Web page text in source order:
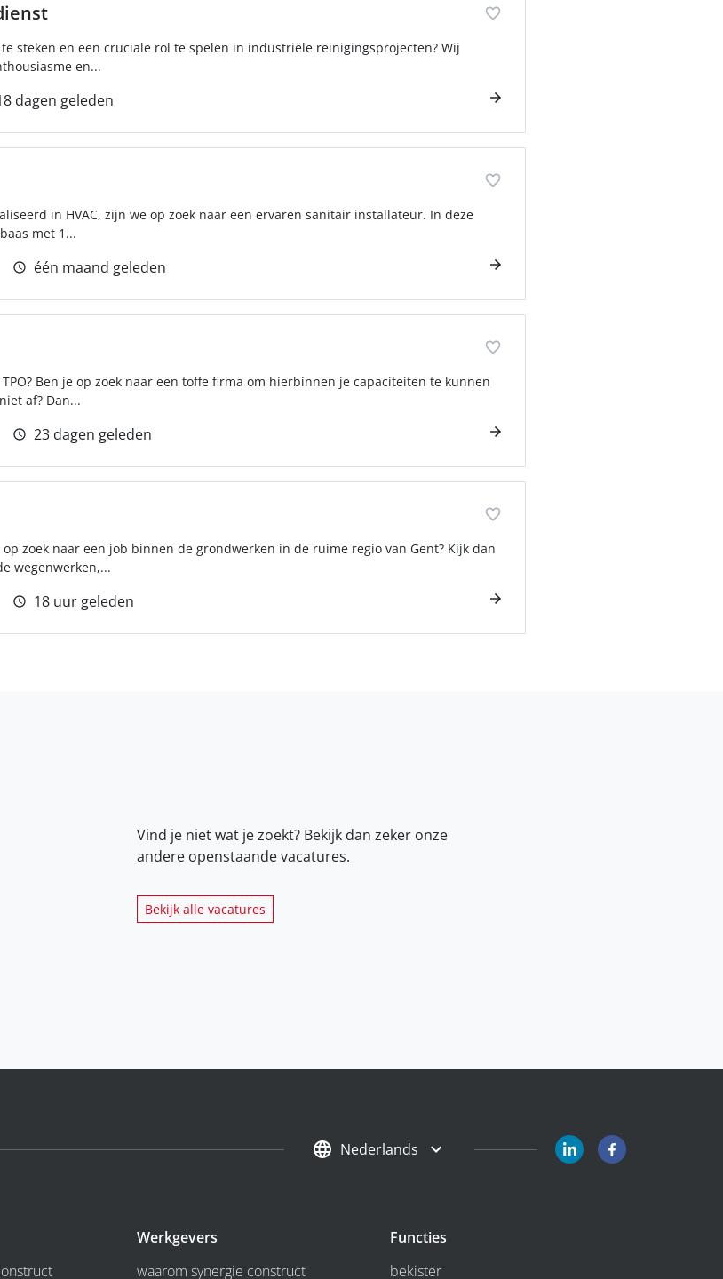
steken en een cruciale rol te spelen in industriële reinigingsprojecten? Wij
en...
dagen geleden
in HVAC, zijn we op zoek naar een ervaren sanitair installateur. In deze
met 1...
één maand geleden
Ben je op zoek naar een toffe firma om hierbinnen je capaciteiten te kunnen
af? Dan...
23 dagen geleden
zoek naar een job binnen de grondwerken in de ruime regio van Gent? Kijk dan
wegenwerken,...
18 uur geleden
Vind je niet wat je zoekt? Bekijk dan zeker onze
andere openstaande vacatures.
Bekijk alle vacatures
Nederlands
Werkgevers
waarom synergie construct
Functies
bekister